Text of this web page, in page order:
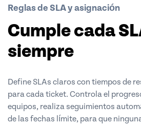
Reglas de SLA y asignación
Cumple cada
siempre
Define SLAs claros con tiempos de
para cada ticket. Controla el
equipos, realiza seguimientos
de las fechas límite, para que